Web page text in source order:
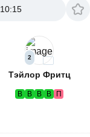
10:15
2
Тэйлор Фритц
В В В В П